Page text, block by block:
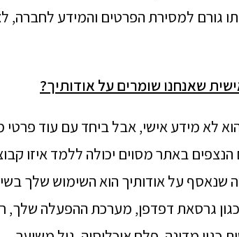
גורם למסירת הפרטים והמידע לחברה,
שאנחנו שומרים על אודותיך?
לא מידע אישי, אבל ביחד עם עוד פרטי
באתר מסוים יכולה ללמד איזו
שנאסף על אודותיך הוא השימוש שלך
גרסאת דפדפן, מערכת ההפעלה שלך,